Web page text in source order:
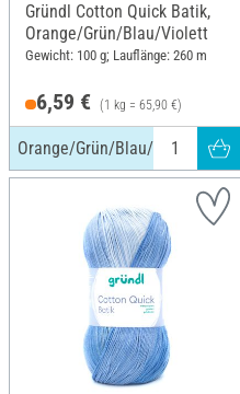
Gründl Cotton Quick Batik,
Orange/Grün/Blau/Violett
Gewicht: 100 g; Lauflänge: 260 m
6,59 € (1 kg = 65,90 €)
Orange/Grün/Blau/Violett